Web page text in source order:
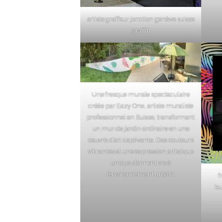
artiste graffeur jonction genève suisse
graffiti
Une fresque murale spectaculaire
créée par Eazy One, artiste muraliste
professionnel en Suisse, transformant
un mur de jardin ordinaire en une
œuvre d’art captivante. Des couleurs
vibrantes et une expression artistique
unique donnent vie à
l’environnement urbain.